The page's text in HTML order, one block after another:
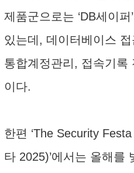
제품군으로는 ‘DB세이
있는데, 데이터베이스
통합계정관리, 접속기록
이다.
한편 ‘The Security
타 2025)’에서는 올해를